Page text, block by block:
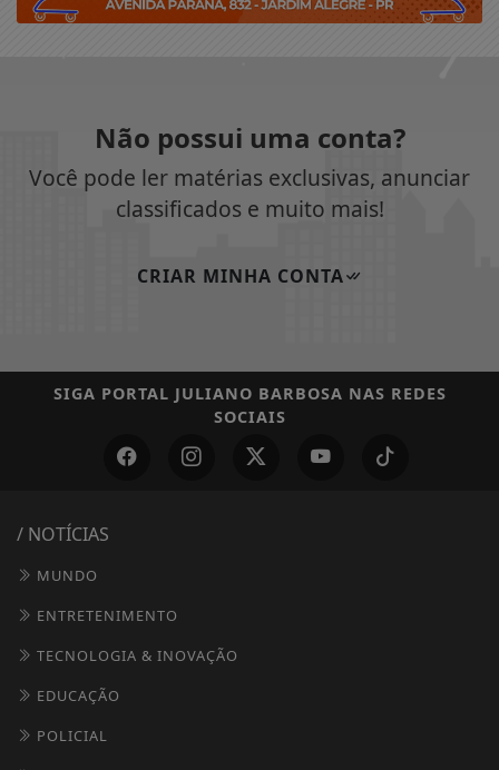
Não possui uma conta?
Você pode ler matérias exclusivas, anunciar
classificados e muito mais!
CRIAR MINHA CONTA
SIGA PORTAL JULIANO BARBOSA NAS REDES
SOCIAIS
/ NOTÍCIAS
MUNDO
ENTRETENIMENTO
TECNOLOGIA & INOVAÇÃO
EDUCAÇÃO
POLICIAL